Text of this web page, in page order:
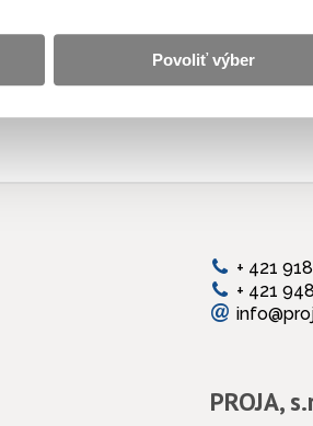
Povoliť výber
+ 421
+ 421
PROJA,